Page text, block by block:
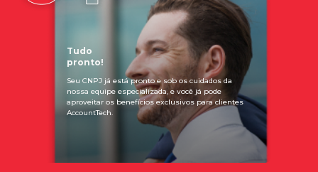
Tudo
pronto!
Seu CNPJ já está pronto e sob os cuidados da
nossa equipe especializada, e você já pode
aproveitar os benefícios exclusivos para clientes
AccountTech.